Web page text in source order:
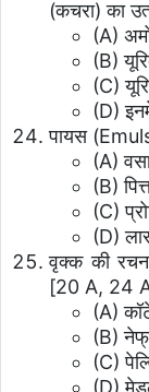
(कचरा) का
(A)
(B)
(C)
(D)
पायस
(A)
(B)
(C)
(D) लार
वृक्क की
[20 A, 24
(A)
(B)
(C)
(D)